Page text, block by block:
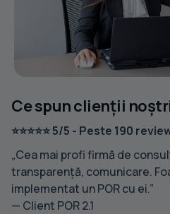
Ce spun clienții
⭐⭐⭐⭐⭐ 5/5 - Peste 190
„Cea mai profi firmă de
transparență, comunicare.
implementat un POR cu ei.”
— Client POR 2.1